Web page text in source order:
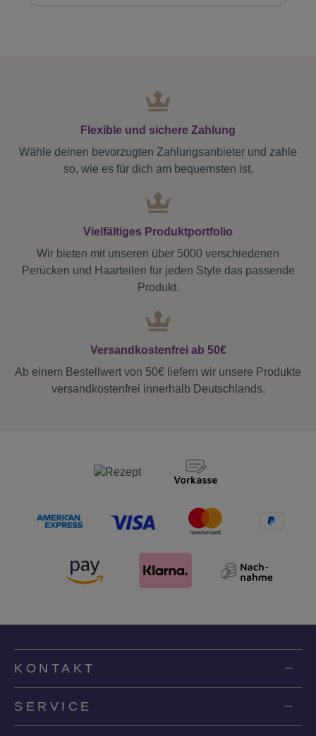
Flexible und sichere Zahlung
Wähle deinen bevorzugten Zahlungsanbieter und zahle
so, wie es für dich am bequemsten ist.
Vielfältiges Produktportfolio
Wir bieten mit unseren über 5000 verschiedenen
Perücken und Haarteilen für jeden Style das passende
Produkt.
Versandkostenfrei ab 50€
Ab einem Bestellwert von 50€ liefern wir unsere Produkte
versandkostenfrei innerhalb Deutschlands.
KONTAKT
SERVICE